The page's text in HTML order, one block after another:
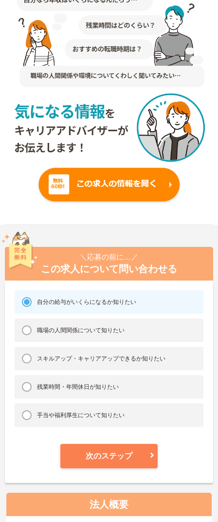
＼応募の前に…／
この求人について問い合わせる
自分の給与がいくらになるか知りたい
職場の人間関係について知りたい
スキルアップ・キャリアアップできるか知りたい
残業時間・年間休日が知りたい
手当や福利厚生について知りたい
次のステップ
法人概要